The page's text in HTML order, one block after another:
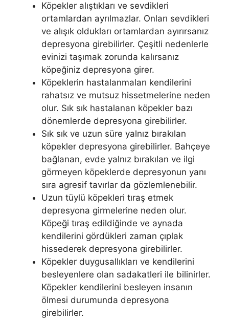
Köpekler alıştıkları ve sevdikleri
ortamlardan ayrılmazlar. Onları sevdikleri
ve alışık oldukları ortamlardan ayırırsanız
depresyona girebilirler. Çeşitli nedenlerle
evinizi taşımak zorunda kalırsanız
köpeğiniz depresyona girer.
Köpeklerin hastalanmaları kendilerini
rahatsız ve mutsuz hissetmelerine neden
olur. Sık sık hastalanan köpekler bazı
dönemlerde depresyona girebilirler.
Sık sık ve uzun süre yalnız bırakılan
köpekler depresyona girebilirler. Bahçeye
bağlanan, evde yalnız bırakılan ve ilgi
görmeyen köpeklerde depresyonun yanı
sıra agresif tavırlar da gözlemlenebilir.
Uzun tüylü köpekleri tıraş etmek
depresyona girmelerine neden olur.
Köpeği tıraş edildiğinde ve aynada
kendilerini gördükleri zaman çıplak
hissederek depresyona girebilirler.
Köpekler duygusallıkları ve kendilerini
besleyenlere olan sadakatleri ile bilinirler.
Köpekler kendilerini besleyen insanın
ölmesi durumunda depresyona
girebilirler.